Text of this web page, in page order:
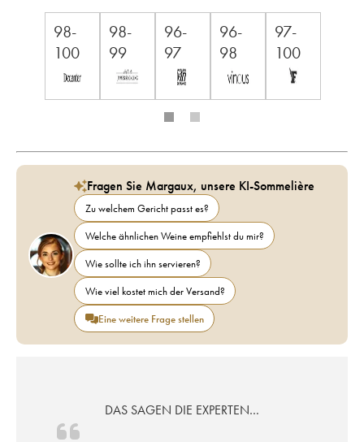
98-
100
98-
99
96-
97
96-
98
97-
100
Fragen Sie Margaux, unsere KI-Sommelière
Zu welchem Gericht passt es?
Welche ähnlichen Weine empfiehlst du mir?
Wie sollte ich ihn servieren?
Wie viel kostet mich der Versand?
Eine weitere Frage stellen
DAS SAGEN DIE EXPERTEN…